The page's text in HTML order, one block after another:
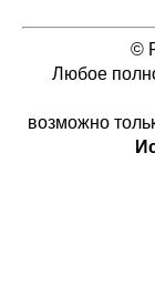
©
Любое
возможно